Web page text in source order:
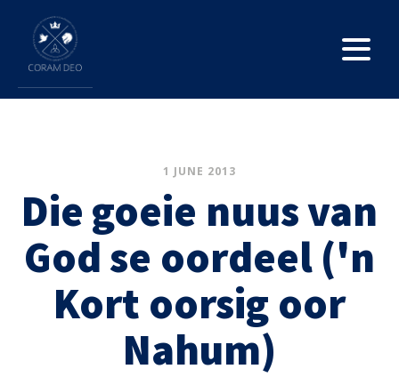
1 JUNE 2013
Die goeie nuus van
God se oordeel ('n
Kort oorsig oor
Nahum)